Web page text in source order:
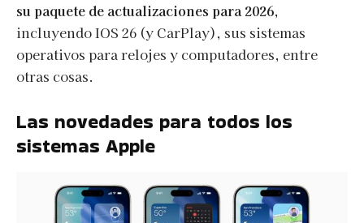
su paquete de actualizaciones para 2026,
incluyendo IOS 26 (y CarPlay), sus sistemas
operativos para relojes y computadores, entre
otras cosas.
Las novedades para todos los
sistemas Apple